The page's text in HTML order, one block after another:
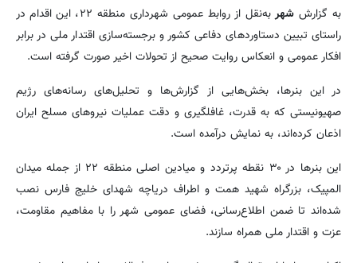
به گزارش شهر
به‌نقل از روابط عمومی شهرداری منطقه ۲۲، این اقدام در
راستای تبیین دستاوردهای دفاعی کشور و برجسته‌سازی اقتدار ملی در برابر
افکار عمومی و انعکاس روایت صحیح از تحولات اخیر صورت گرفته است.
در این بنرها، بخش‌هایی از گزارش‌ها و تحلیل‌های رسانه‌های رژیم
صهیونیستی که به قدرت، غافلگیری و دقت عملیات نیروهای مسلح ایران
اذعان کرده‌اند، به نمایش درآمده است.
این بنرها در ۳۰ نقطه پرتردد و میادین اصلی منطقه ۲۲ از جمله میدان
المپیک، بزرگراه شهید همت و اطراف دریاچه شهدای خلیج فارس نصب
شده‌اند تا ضمن اطلاع‌رسانی، فضای عمومی شهر را با مفاهیم مقاومت،
عزت و اقتدار ملی همراه سازند.